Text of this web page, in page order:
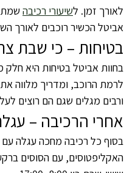
לאורך זמן. לשיעורי רכיבה
אביטל הכשיר רוכבים לאורך
בטיחות – כי שבת
בחוות אביטל בטיחות היא
לרמת הרוכב, ומדריך מלווה
ורבים מגלים שגם הם רוצים
אחרי הרכיבה –
בסוף כל רכיבה מחכה עגלה עם
האקליפטוסים, עם הסוסים